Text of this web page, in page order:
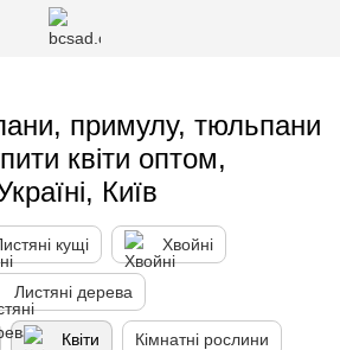
примулу, тюльпани
квіти оптом,
Київ
кущі Хвойні
Листяні дерева
Квіти Кімнатні рослини